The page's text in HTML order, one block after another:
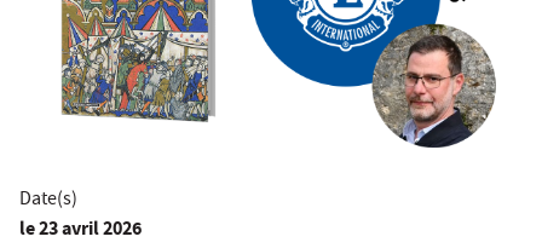
Date(s)
le23 avril 2026